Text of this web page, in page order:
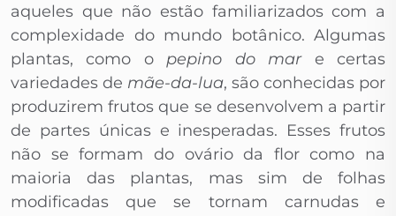
aqueles que não estão familiarizados com a
complexidade do mundo botânico. Algumas
plantas, como o pepino do mare certas
variedades de mãe-da-lua, são conhecidas por
produzirem frutos que se desenvolvem a partir
de partes únicas e inesperadas. Esses frutos
não se formam do ovário da flor como na
maioria das plantas, mas sim de folhas
modificadas que se tornam carnudas e